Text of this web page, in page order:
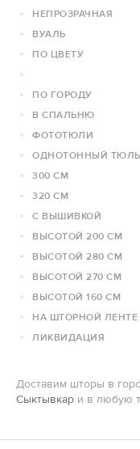
НЕПРОЗРАЧНАЯ
ВУАЛЬ
ПО ЦВЕТУ
ПО ГОРОДУ
В СПАЛЬНЮ
ФОТОТЮЛИ
ОДНОТОННЫЙ ТЮЛЬ
300 СМ
320 СМ
С ВЫШИВКОЙ
ВЫСОТОЙ 200 СМ
ВЫСОТОЙ 280 СМ
ВЫСОТОЙ 270 СМ
ВЫСОТОЙ 160 СМ
НА ШТОРНОЙ ЛЕНТЕ
ЛИКВИДАЦИЯ
Доставим шторы в
Сыктывкар и в любую